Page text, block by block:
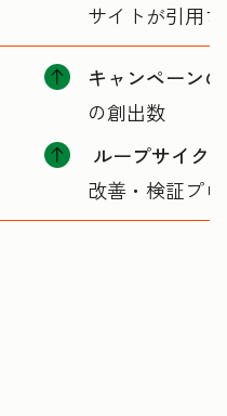
サイトが引用
キャンペーン
の創出数
ループサイク
改善・検証プ